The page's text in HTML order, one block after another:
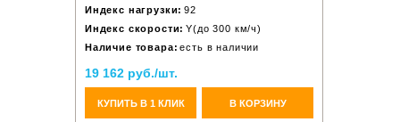
Индекс нагрузки: 92
Индекс скорости: Y(до 300 км/ч)
Наличие товара: есть в наличии
19 162 руб./шт.
КУПИТЬ В 1 КЛИК В КОРЗИНУ